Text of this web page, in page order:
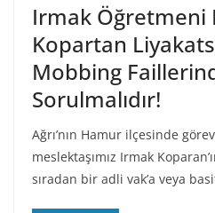
Irmak Öğretmeni
Kopartan
Mobbing
Sorulmalıdır!
Ağrı’nın Hamur ilçesinde
meslektaşımız Irmak
sıradan bir adli vak’a veya